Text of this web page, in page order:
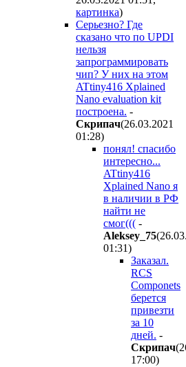
картинка)
Серьезно? Где
сказано что по UPDI
нельзя
запрограммировать
чип? У них на этом
ATtiny416 Xplained
Nano evaluation kit
построена. -
Cкpипaч(26.03.2021
01:28)
понял! спасибо
интересно...
ATtiny416
Xplained Nano я
в наличии в РФ
найти не
смог((( -
Aleksey_75
01:31)
Заказал.
RCS
Componets
берется
привезти
за 10
дней. -
Cкpипaч
17:00)